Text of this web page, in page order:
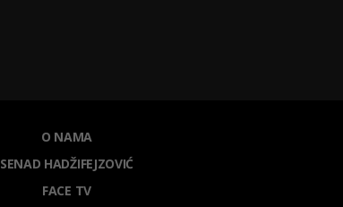
O NAMA
SENAD HADŽIFEJZOVIĆ
FACE TV